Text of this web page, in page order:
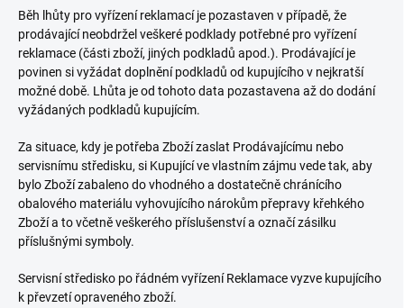
Běh lhůty pro vyřízení reklamací je pozastaven v případě, že
prodávající neobdržel veškeré podklady potřebné pro vyřízení
reklamace (části zboží, jiných podkladů apod.). Prodávající je
povinen si vyžádat doplnění podkladů od kupujícího v nejkratší
možné době. Lhůta je od tohoto data pozastavena až do dodání
vyžádaných podkladů kupujícím.
Za situace, kdy je potřeba Zboží zaslat Prodávajícímu nebo
servisnímu středisku, si Kupující ve vlastním zájmu vede tak, aby
bylo Zboží zabaleno do vhodného a dostatečně chránícího
obalového materiálu vyhovujícího nárokům přepravy křehkého
Zboží a to včetně veškerého příslušenství a označí zásilku
příslušnými symboly.
Servisní středisko po řádném vyřízení Reklamace vyzve kupujícího
k převzetí opraveného zboží.